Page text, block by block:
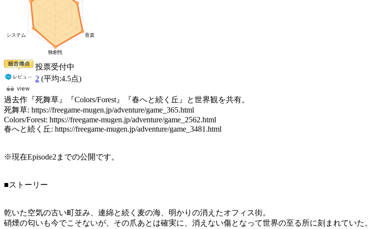
投票受付中
2 (平均:4.5点)
過去作『死舞草』『Colors/Forest』『春へと続く丘』と世界観を共有。
死舞草: https://freegame-mugen.jp/adventure/game_365.html
Colors/Forest: https://freegame-mugen.jp/adventure/game_2562.html
春へと続く丘: https://freegame-mugen.jp/adventure/game_3481.html
※現在Episode2までの公開です。
■ストーリー
乾いた空気の古い町並み、連綿と続く麦の海、明かりの消えたオフィス街。
硝煙の匂いも今でこそないが、その爪あとは確実に、消えない傷となって世界の至る所に刻まれていた。